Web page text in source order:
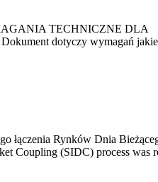
TECHNICZNE DLA
dotyczy wymagań
łączenia Rynków Dnia
Coupling (SIDC) process was